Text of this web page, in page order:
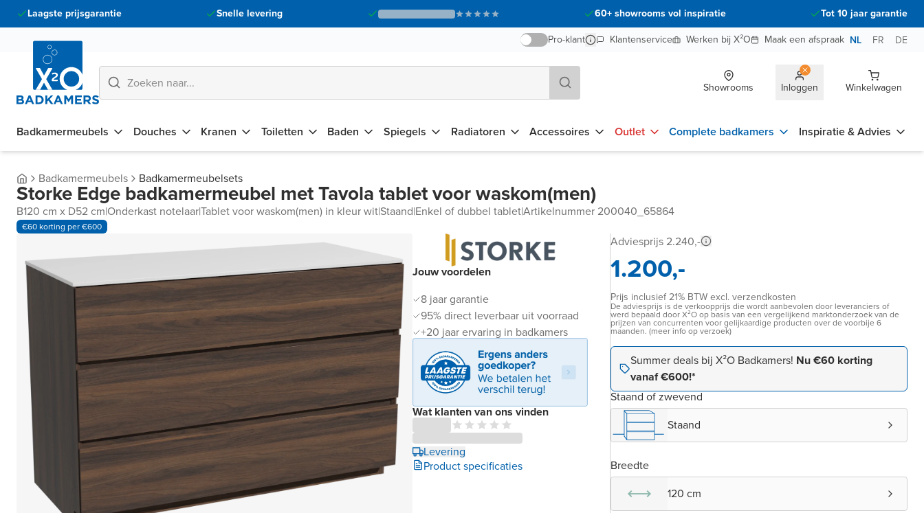
Laagste prijsgarantie Snelle levering 60+ showrooms vol inspiratie
Tot 10 jaar garantie
Pro-klant
Klantenservice Werken bij X²O Maak een afspraak NL FR DE
Showrooms Inloggen Winkelwagen
Badkamermeubels Douches Kranen Toiletten Baden Spiegels Radiatoren Accessoires Outlet Complete badkamers Inspiratie & Advies
Badkamermeubels Badkamermeubelsets
Storke Edge badkamermeubel met Tavola tablet voor waskom(men)
B120 cm x D52 cm|Onderkast notelaar|Tablet voor waskom(men) in kleur wit|Staand|Enkel of dubbel tablet|Artikelnummer 200040_65864
€60 korting per €600
Jouw voordelen
8 jaar garantie
95% direct leverbaar uit voorraad
+20 jaar ervaring in badkamers
Wat klanten van ons vinden
Levering
Product specificaties
Adviesprijs 2.240,-
1.200,-
Prijs inclusief 21% BTW excl. verzendkosten
De adviesprijs is de verkoopprijs die wordt aanbevolen door leveranciers of
werd bepaald door X²O op basis van een vergelijkend marktonderzoek van de
prijzen van concurrenten voor gelijkaardige producten over de voorbije 6
maanden. (meer info op verzoek)
Summer deals bij X²O Badkamers! Nu €60 korting
vanaf €600!*
Staand of zwevend
Staand
Breedte
120 cm